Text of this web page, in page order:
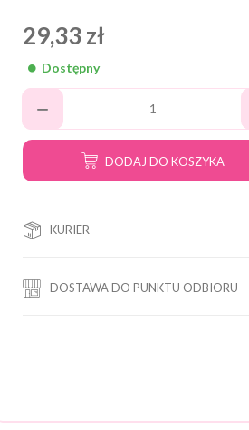
29,33 zł
Dostępny
DODAJ DO KOSZYKA
KURIER
DOSTAWA DO PUNKTU ODBIORU